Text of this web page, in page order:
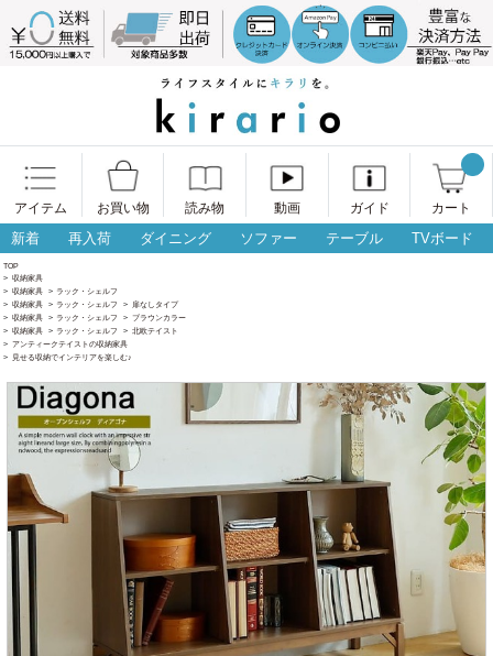
アイテム お買い物 読み物 動画 ガイド カート
新着 再入荷 ダイニング ソファー テーブル TVボード
TOP
> 収納家具
> 収納家具 > ラック・シェルフ
> 収納家具 > ラック・シェルフ > 扉なしタイプ
> 収納家具 > ラック・シェルフ > ブラウンカラー
> 収納家具 > ラック・シェルフ > 北欧テイスト
> アンティークテイストの収納家具
> 見せる収納でインテリアを楽しむ♪